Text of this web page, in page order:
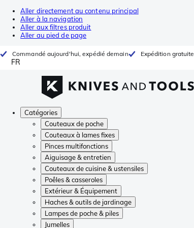
Aller directement au contenu principal
Aller à la navigation
Aller aux filtres produit
Aller au pied de page
Commandé aujourd'hui, expédié demain Expédition
FR
Catégories
Couteaux de poche
Couteaux à lames fixes
Pinces multifonctions
Aiguisage & entretien
Couteaux de cuisine & ustensiles
Poêles & casseroles
Extérieur & Équipement
Haches & outils de jardinage
Lampes de poche & piles
Jumelles